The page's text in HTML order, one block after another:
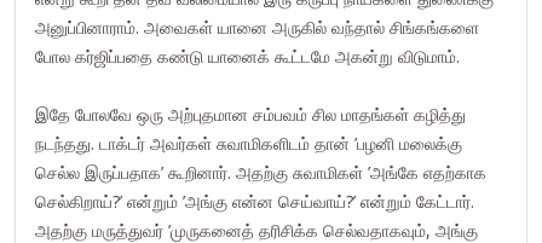
அனுப்பினாராம். அவைகள் யானை அருகில் வந்தால் சிங்கங்களை
போல கர்ஜிப்பதை கண்டு யானைக் கூட்டமே அகன்று விடுமாம்.
இதே போலவே ஒரு அற்புதமான சம்பவம் சில மாதங்கள் கழித்து
நடந்தது. டாக்டர் அவர்கள் சுவாமிகளிடம் தான் ’பழனி மலைக்கு
செல்ல இருப்பதாக’ கூறினார். அதற்கு சுவாமிகள் ’அங்கே எதற்காக
செல்கிறாய்?’ என்றும் ’அங்கு என்ன செய்வாய்?’ என்றும் கேட்டார்.
அதற்கு மருத்துவர் ’முருகனைத் தரிசிக்க செல்வதாகவும், அங்கு